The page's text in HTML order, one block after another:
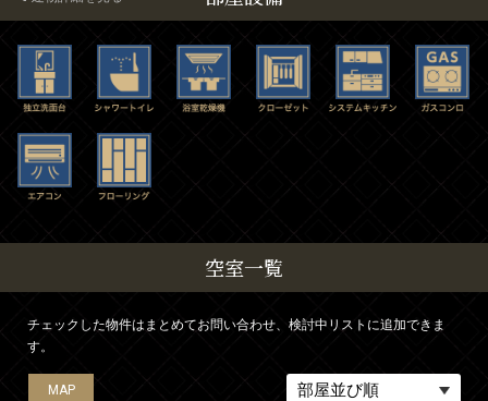
空室一覧
チェックした物件はまとめてお問い合わせ、検討中リストに追加できま
す。
MAP
MAP
MAP
MAP
MAP